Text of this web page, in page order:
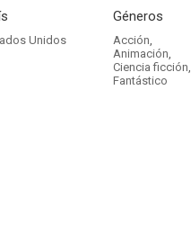
Unidos
Géneros
Acción,
Animación,
Ciencia ficción,
Fantástico